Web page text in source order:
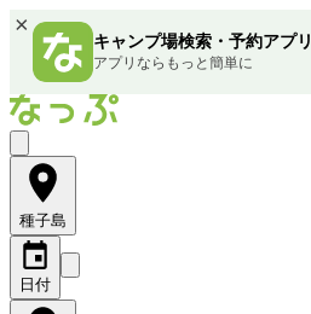
×
キャンプ場検索・予約アプリ
アプリならもっと簡単に
種子島
日付